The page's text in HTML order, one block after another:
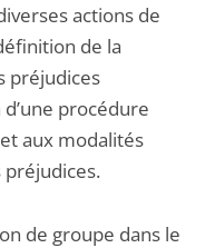
actions de
de la
préjudices
procédure
aux modalités
de groupe dans le